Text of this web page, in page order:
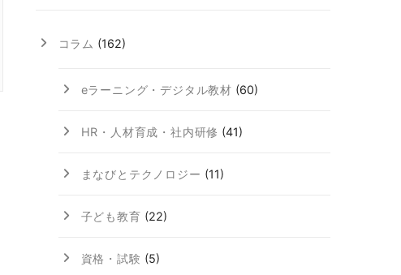
コラム (162)
eラーニング・デジタル教材 (60)
HR・人材育成・社内研修 (41)
まなびとテクノロジー (11)
子ども教育 (22)
資格・試験 (5)